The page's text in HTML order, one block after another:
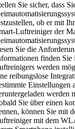
Sie sicher, dass
ob er mit
Luftreiniger der
Sie die
finden Sie
werden
reibungslose
Einstellungen
werden
Sie über einen
können Sie mit
mit dem